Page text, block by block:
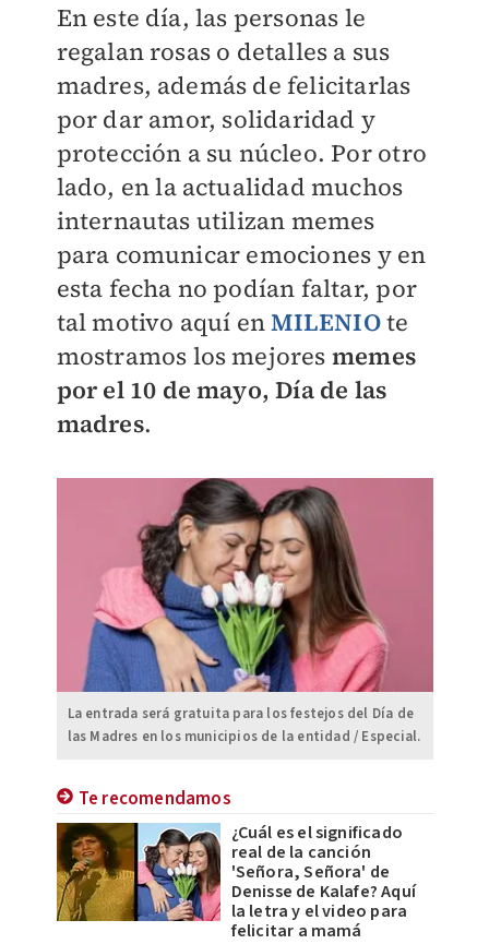
En este día, las personas le
regalan rosas o detalles a sus
madres, además de felicitarlas
por dar amor, solidaridad y
protección a su núcleo. Por otro
lado, en la actualidad muchos
internautas utilizan memes
para comunicar emociones y en
esta fecha no podían faltar, por
tal motivo aquí enMILENIOte
mostramos los mejores memes
por el 10 de mayo, Día de las
madres.
La entrada será gratuita para los festejos del Día de
las Madres en los municipios de la entidad / Especial.
Te recomendamos
¿Cuál es el significado
real de la canción
'Señora, Señora' de
Denisse de Kalafe? Aquí
la letra y el video para
felicitar a mamá